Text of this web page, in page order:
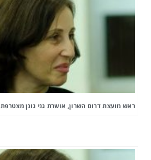
ראש מועצת דרום השרון, אושרת גני גונן מצטרפת